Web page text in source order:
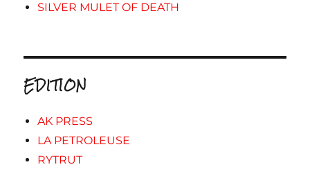
SILVER MULET OF DEATH
EDITION
AK PRESS
LA PETROLEUSE
RYTRUT